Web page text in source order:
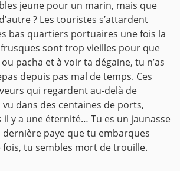
jeune pour un marin, mais que
d’autre ? Les touristes s’attardent
bas quartiers portuaires une fois la
sont trop vieilles pour que
pacha et à voir ta dégaine, tu n’as
depuis pas mal de temps. Ces
qui regardent au-delà de
vu dans des centaines de ports,
il y a une éternité… Tu es un jaunasse
dernière paye que tu embarques
tu sembles mort de trouille.